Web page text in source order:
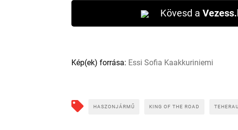
Kövesd a
Kép(ek) forrása: Essi Sofia Kaakkuriniemi
HASZONJÁRMŰ KING OF THE ROAD